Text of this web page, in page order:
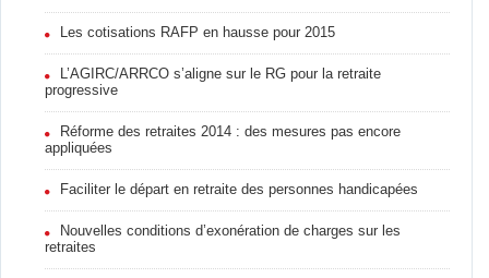
Les cotisations RAFP en hausse pour 2015
L’AGIRC/ARRCO s’aligne sur le RG pour la retraite
progressive
Réforme des retraites 2014 : des mesures pas encore
appliquées
Faciliter le départ en retraite des personnes handicapées
Nouvelles conditions d’exonération de charges sur les
retraites